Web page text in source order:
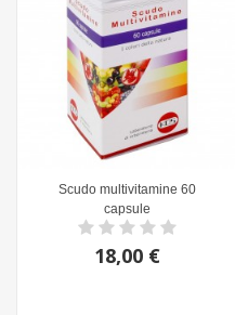
Scudo multivitamine 60
capsule
18,00 €